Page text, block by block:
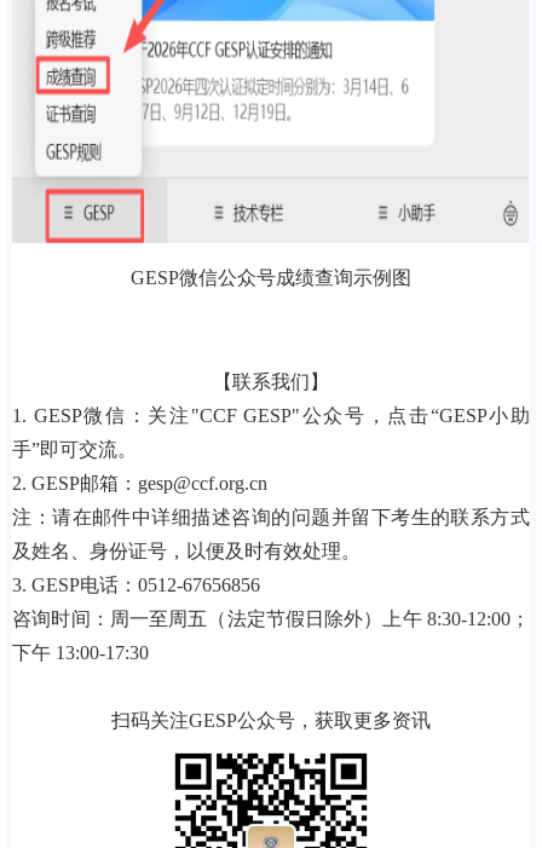
GESP微信公众号成绩查询示例图
【联系我们】
1. GESP微信：关注"CCF GESP"公众号，点击“GESP小助
手”即可交流。
2. GESP邮箱：gesp@ccf.org.cn
注：请在邮件中详细描述咨询的问题并留下考生的联系方式
及姓名、身份证号，以便及时有效处理。
3. GESP电话：0512-67656856
咨询时间：周一至周五（法定节假日除外）上午 8:30-12:00；
下午 13:00-17:30
扫码关注GESP公众号，获取更多资讯